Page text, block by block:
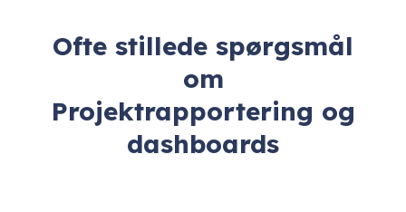
Ofte stillede spørgsmål
om
Projektrapportering og
dashboards